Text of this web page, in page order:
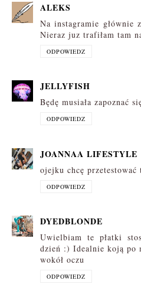
ALEKS
Na instagramie głównie
Nieraz juz trafiłam tam
ODPOWIEDZ
JELLYFISH
Będę musiała zapoznać
ODPOWIEDZ
JOANNAA LIFESTYLE
ojejku chcę
ODPOWIEDZ
DYEDBLONDE
Uwielbiam te płatki
dzień :) Idealnie koją po
wokół oczu
ODPOWIEDZ